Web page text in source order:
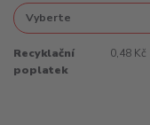
Recyklační
poplatek
0,48 Kč